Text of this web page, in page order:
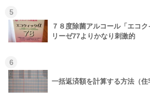
5
７８度除菌アルコール「エコ
リーゼ77よりかなり刺激的
6
一括返済額を計算する方法（住